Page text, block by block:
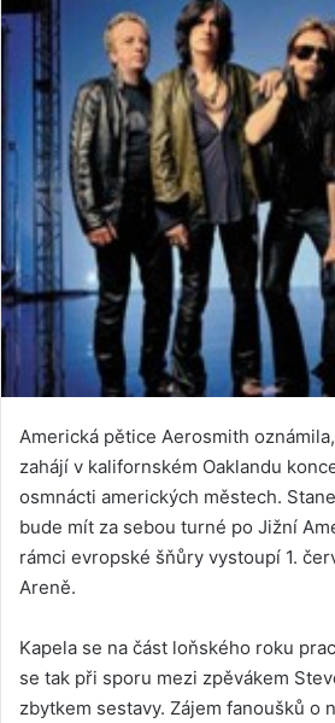
Americká pětice Aerosmith
zahájí v kalifornském Oaklandu
osmnácti amerických městech.
bude mít za sebou turné po Jižní
rámci evropské šňůry vystoupí 1.
Areně.
Kapela se na část loňského roku
se tak při sporu mezi zpěvákem
zbytkem sestavy. Zájem fanoušků o